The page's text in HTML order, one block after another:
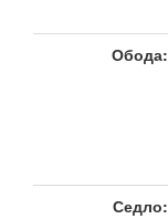
Обода:
Седло: